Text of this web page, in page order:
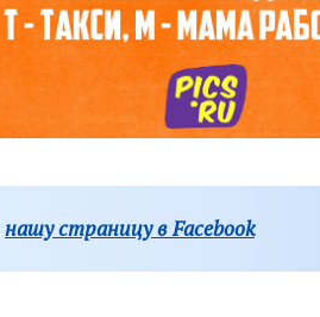
нашу страницу в Facebook